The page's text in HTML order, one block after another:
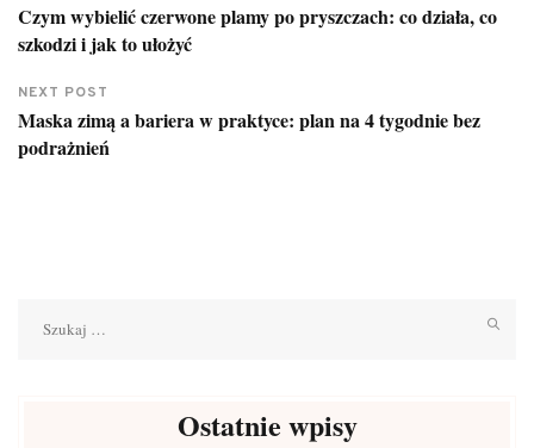
Czym wybielić czerwone plamy po pryszczach: co działa, co
szkodzi i jak to ułożyć
NEXT POST
Maska zimą a bariera w praktyce: plan na 4 tygodnie bez
podrażnień
Ostatnie wpisy